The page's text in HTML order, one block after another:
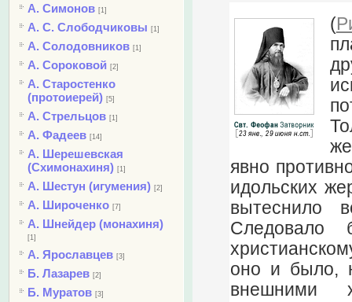
А. Симонов [1]
А. С. Слободчиковы [1]
А. Солодовников [1]
А. Сороковой [2]
А. Старостенко
(протоиерей) [5]
А. Стрельцов [1]
А. Фадеев [14]
А. Шерешевская
(Схимонахиня) [1]
А. Шестун (игумения) [2]
А. Широченко [7]
А. Шнейдер (монахиня)
[1]
А. Ярославцев [3]
Б. Лазарев [2]
Б. Муратов [3]
(
явно
идольских
вытеснило
Следовало
оно и было,
внешними